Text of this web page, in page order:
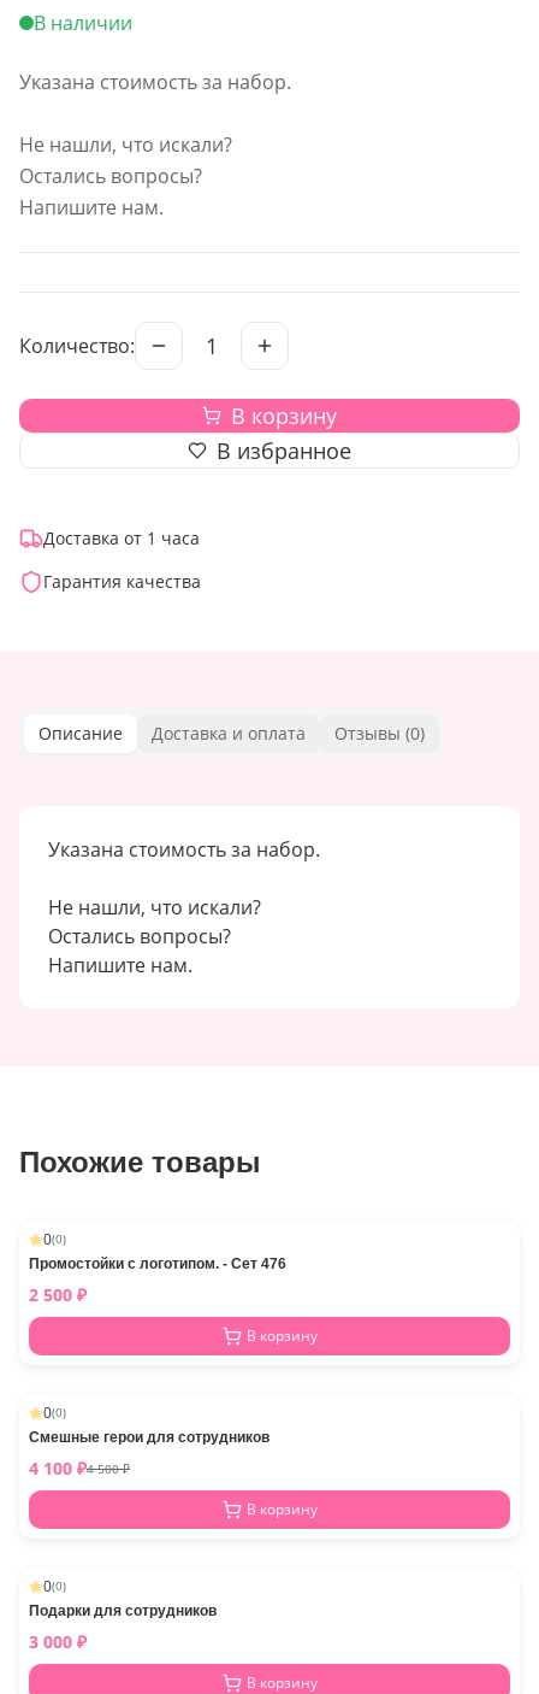
В наличии
Указана стоимость за набор.
Не нашли, что искали?
Остались вопросы?
Напишите нам.
Количество: 1
В корзину
В избранное
Доставка от 1 часа
Гарантия качества
Описание Доставка и оплата Отзывы (0)
Указана стоимость за набор.
Не нашли, что искали?
Остались вопросы?
Напишите нам.
Похожие товары
0(0)
Промостойки с логотипом. - Сет 476
2 500 ₽
В корзину
-9%
0(0)
Смешные герои для сотрудников
4 100 ₽4 500₽
В корзину
0(0)
Подарки для сотрудников
3 000 ₽
В корзину